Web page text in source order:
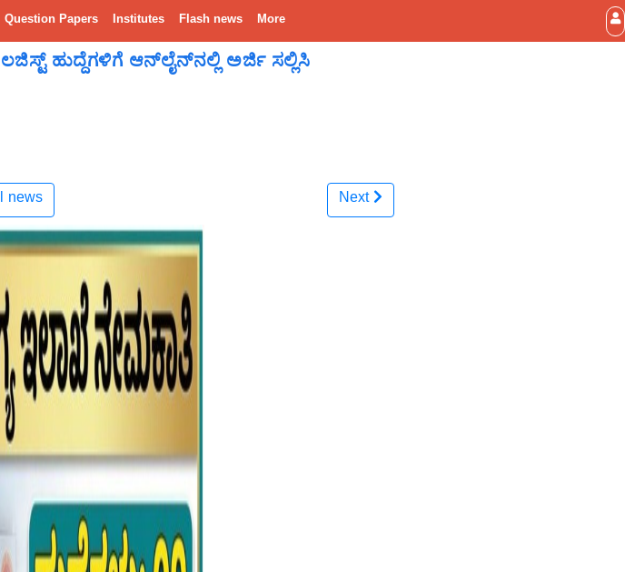
Question Papers Institutes Flash news More
ಹುದ್ದೆಗಳಿಗೆ ಆನ್‌ಲೈನ್‌ನಲ್ಲಿ ಅರ್ಜಿ ಸಲ್ಲಿಸಿ
news Next